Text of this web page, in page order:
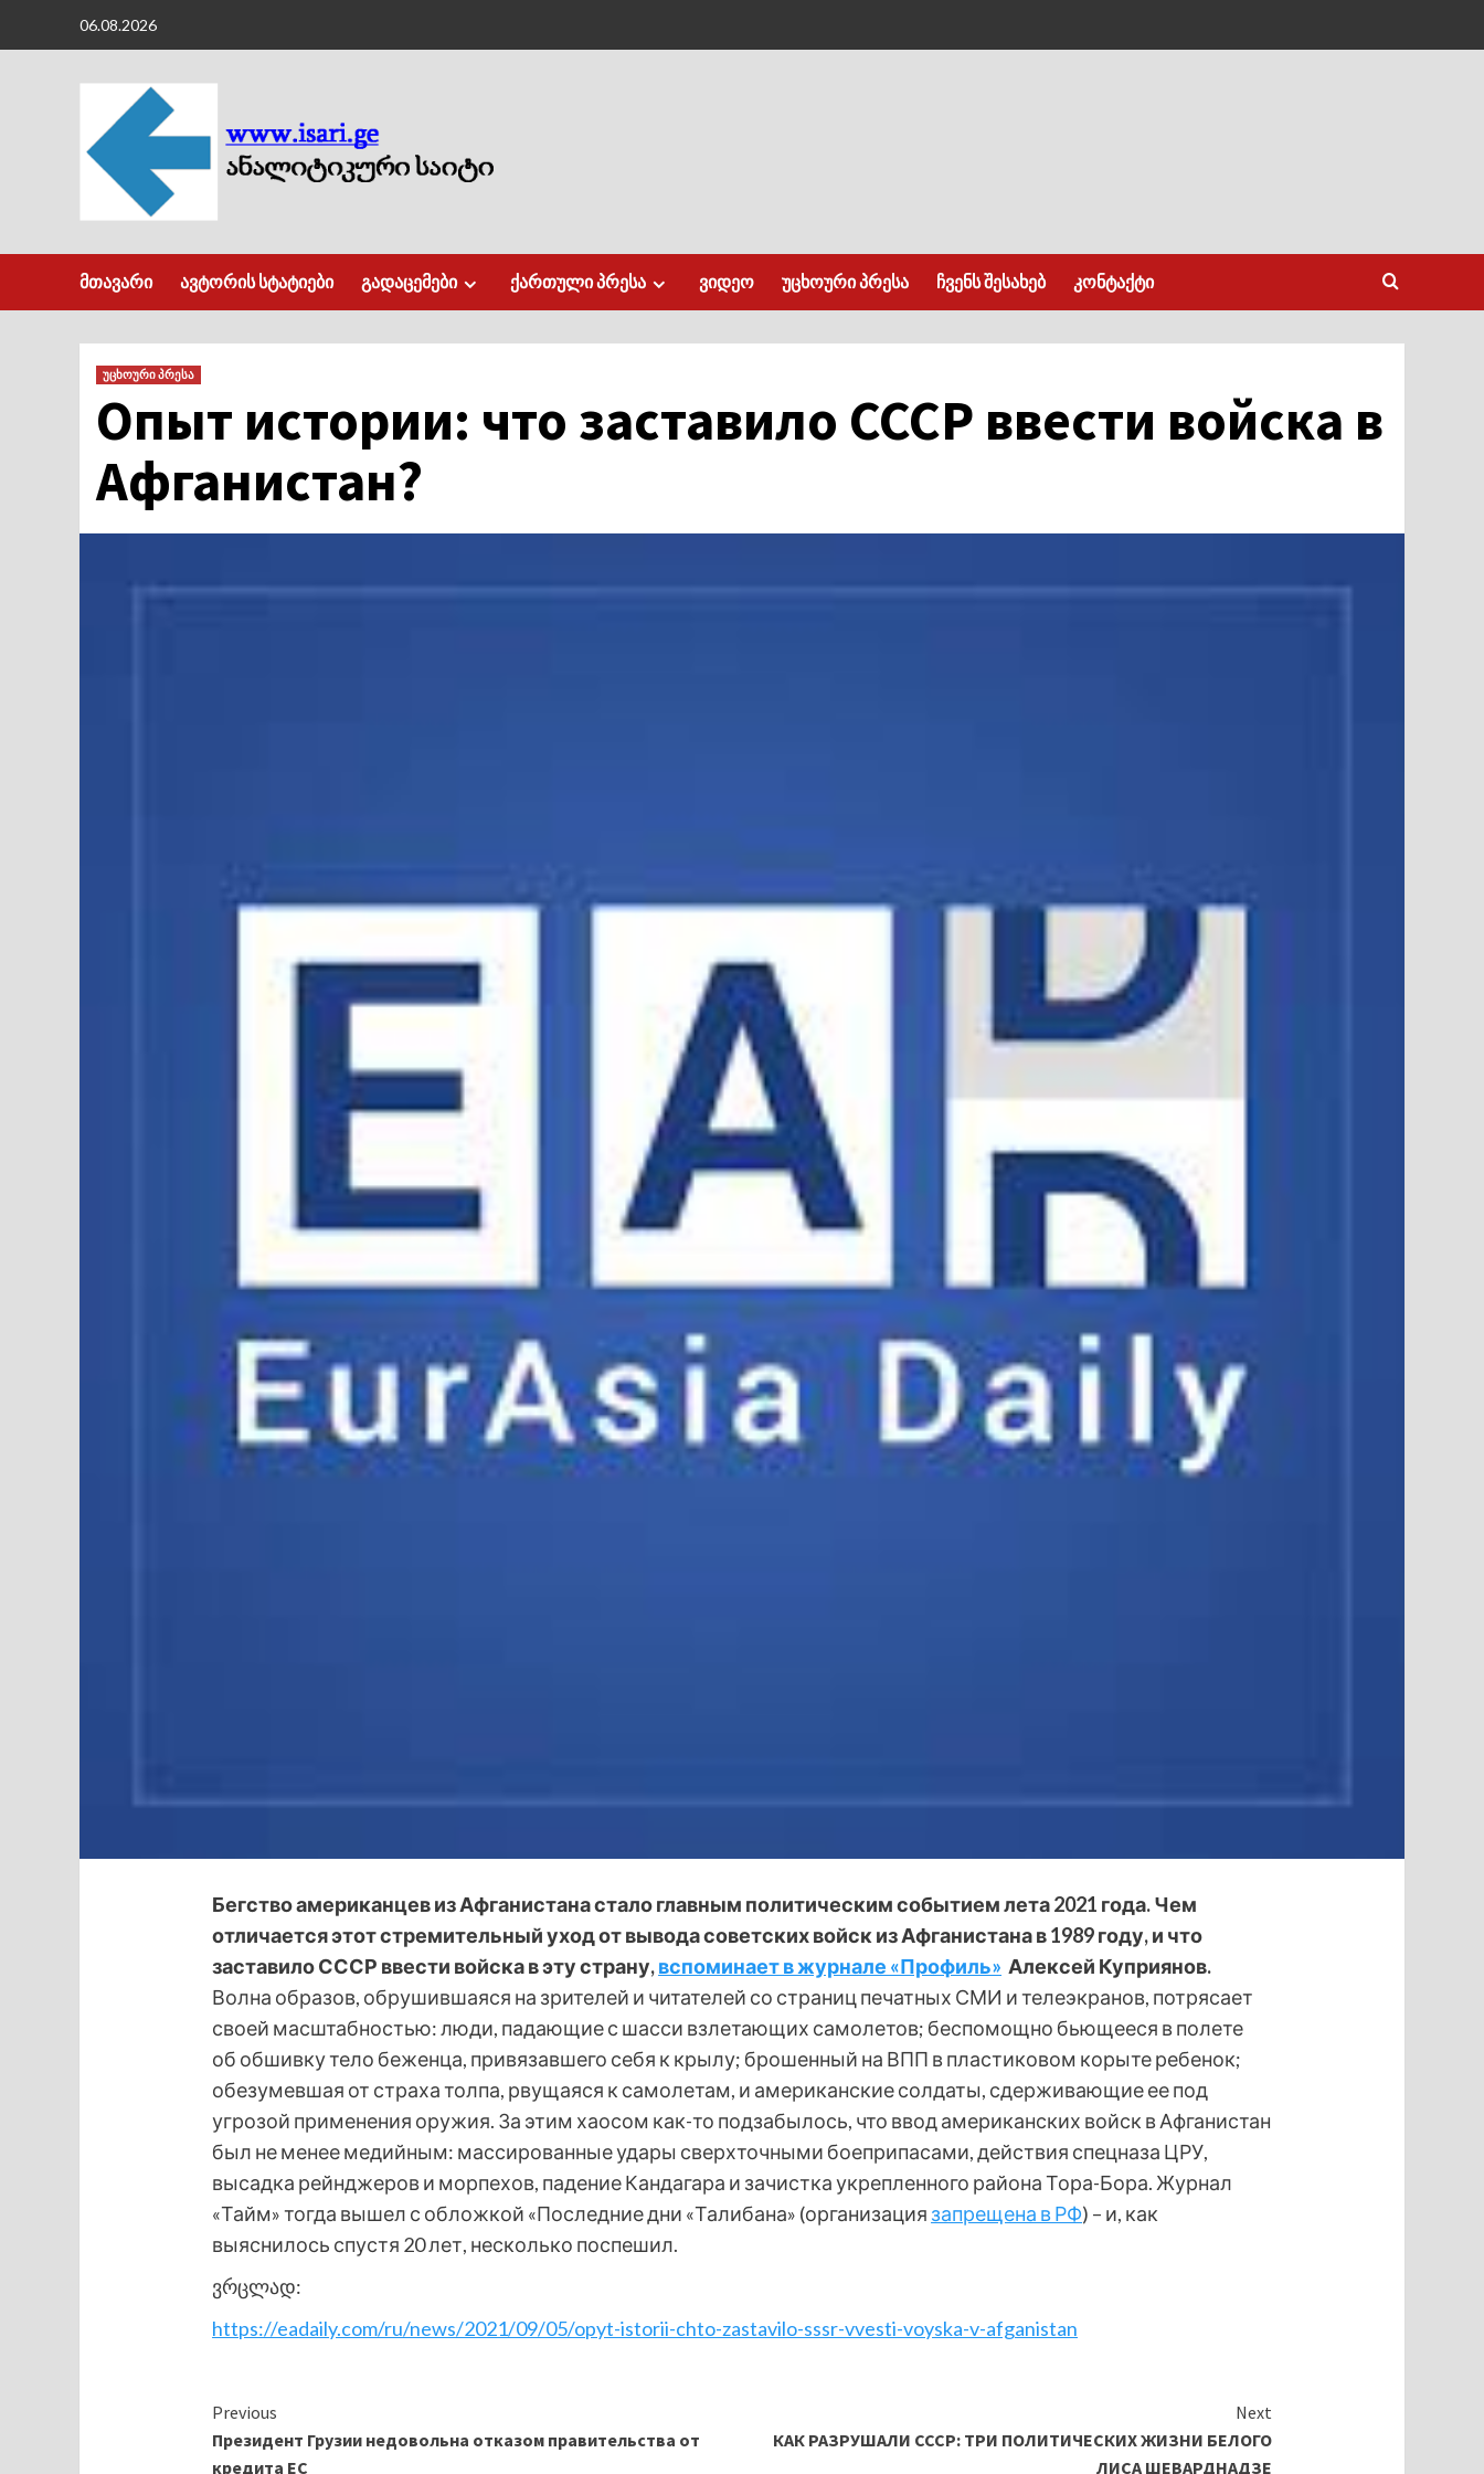
06.08.2026
მთავარი ავტორის სტატიები გადაცემები ქართული პრესა ვიდეო უცხოური პრესა ჩვენს შესახებ კონტაქტი
უცხოური პრესა
Опыт истории: что заставило СССР ввести войска в
Афганистан?
Бегство американцев из Афганистана стало главным политическим событием лета 2021 года. Чем
отличается этот стремительный уход от вывода советских войск из Афганистана в 1989 году, и что
заставило СССР ввести войска в эту страну,вспоминает в журнале «Профиль» Алексей Куприянов.
Волна образов, обрушившаяся на зрителей и читателей со страниц печатных СМИ и телеэкранов, потрясает
своей масштабностью: люди, падающие с шасси взлетающих самолетов; беспомощно бьющееся в полете
об обшивку тело беженца, привязавшего себя к крылу; брошенный на ВПП в пластиковом корыте ребенок;
обезумевшая от страха толпа, рвущаяся к самолетам, и американские солдаты, сдерживающие ее под
угрозой применения оружия. За этим хаосом как-то подзабылось, что ввод американских войск в Афганистан
был не менее медийным: массированные удары сверхточными боеприпасами, действия спецназа ЦРУ,
высадка рейнджеров и морпехов, падение Кандагара и зачистка укрепленного района Тора-Бора. Журнал
«Тайм» тогда вышел с обложкой «Последние дни «Талибана» (организация запрещена в РФ) – и, как
выяснилось спустя 20 лет, несколько поспешил.
ვრცლად:
https://eadaily.com/ru/news/2021/09/05/opyt-istorii-chto-zastavilo-sssr-vvesti-voyska-v-afganistan
Continue
Reading
Previous
Президент Грузии недовольна отказом правительства от
кредита ЕС
Next
КАК РАЗРУШАЛИ СССР: ТРИ ПОЛИТИЧЕСКИХ ЖИЗНИ БЕЛОГО
ЛИСА ШЕВАРДНАДЗЕ